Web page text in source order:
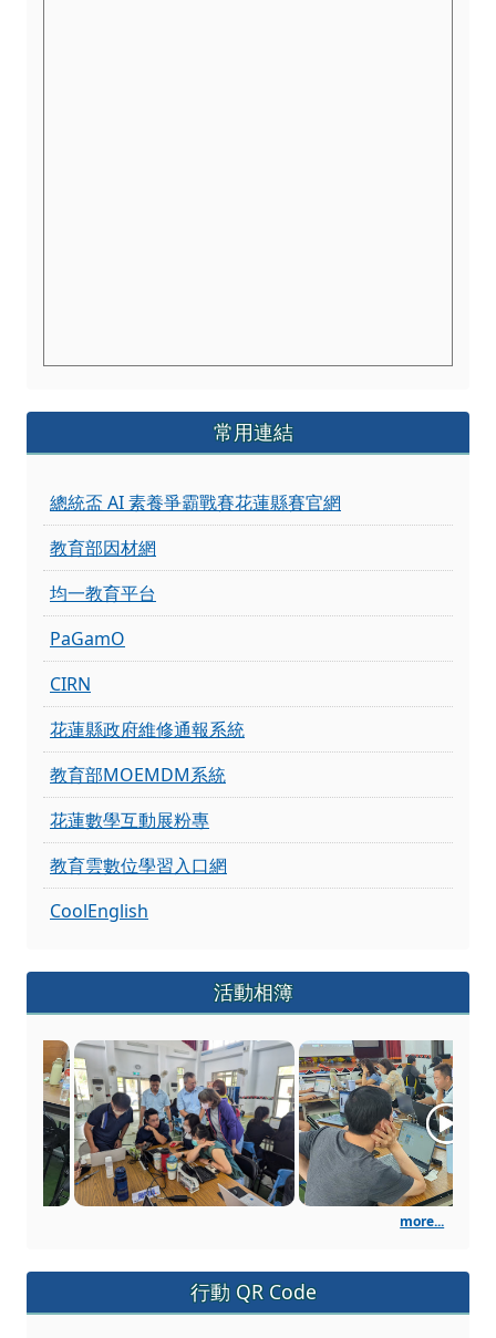
總統盃 AI 素養爭霸戰賽花蓮縣賽官網
教育部因材網
均一教育平台
PaGamO
CIRN
花蓮縣政府維修通報系統
教育部MOEMDM系統
花蓮數學互動展粉專
教育雲數位學習入口網
CoolEnglish
113年花蓮縣數位學習教
more...